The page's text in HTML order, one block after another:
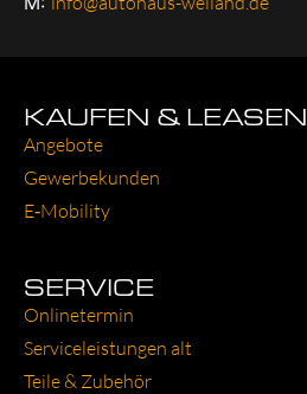
KAUFEN & LEASEN
Ange­bo­te
Gewer­be­kun­den
E‑Mobility
SERVICE
Online­ter­min
Ser­vice­leis­tun­gen alt
Tei­le & Zube­hör